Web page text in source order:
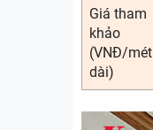
Giá tham
khảo
(VNĐ/mét
dài)